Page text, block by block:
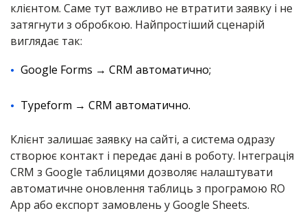
клієнтом. Саме тут важливо не втратити заявку і не
затягнути з обробкою. Найпростіший сценарій
виглядає так:
Google Forms → CRM автоматично;
Typeform → CRM автоматично.
Клієнт залишає заявку на сайті, а система одразу
створює контакт і передає дані в роботу. Інтеграція
CRM з Google таблицями дозволяє налаштувати
автоматичне оновлення таблиць з програмою RO
App або експорт замовлень у Google Sheets.